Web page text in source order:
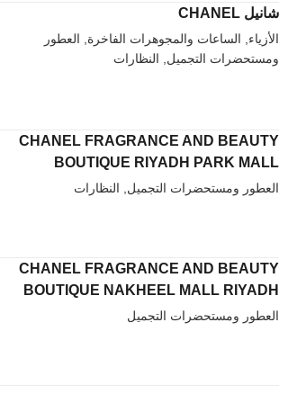
شانيل CHANEL
الأزياء, الساعات والمجوهرات الفاخرة, العطور
ومستحضرات التجميل, النظارات
CHANEL FRAGRANCE AND BEAUTY
BOUTIQUE RIYADH PARK MALL
العطور ومستحضرات التجميل, النظارات
CHANEL FRAGRANCE AND BEAUTY
BOUTIQUE NAKHEEL MALL RIYADH
العطور ومستحضرات التجميل